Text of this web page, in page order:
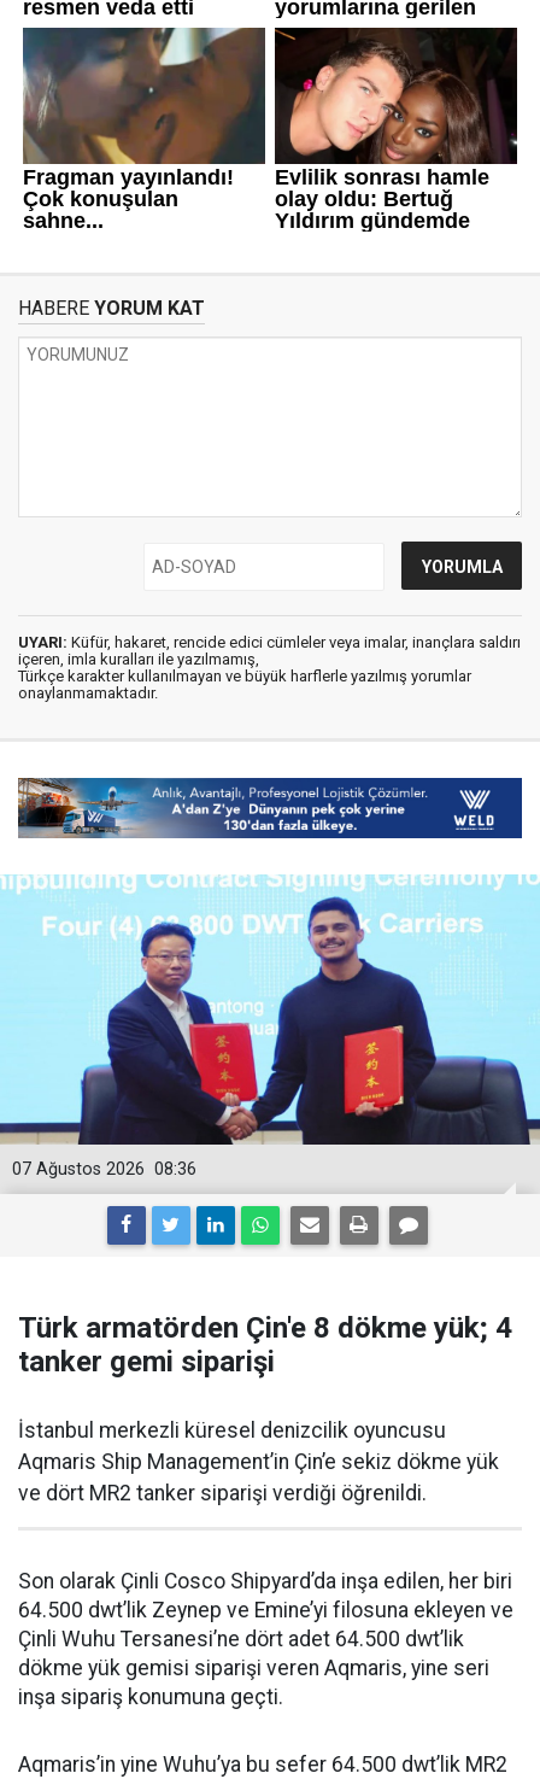
HABERE YORUM KAT
UYARI: Küfür, hakaret, rencide edici cümleler veya imalar, inançlara saldırı
içeren, imla kuralları ile yazılmamış,
Türkçe karakter kullanılmayan ve büyük harflerle yazılmış yorumlar
onaylanmamaktadır.
08:36
07 Ağustos 2026
Türk armatörden Çin'e 8 dökme yük; 4
tanker gemi siparişi
İstanbul merkezli küresel denizcilik oyuncusu
Aqmaris Ship Management’in Çin’e sekiz dökme yük
ve dört MR2 tanker siparişi verdiği öğrenildi.
Son olarak Çinli Cosco Shipyard’da inşa edilen, her biri
64.500 dwt’lik Zeynep ve Emine’yi filosuna ekleyen ve
Çinli Wuhu Tersanesi’ne dört adet 64.500 dwt’lik
dökme yük gemisi siparişi veren Aqmaris, yine seri
inşa sipariş konumuna geçti.
Aqmaris’in yine Wuhu’ya bu sefer 64.500 dwt’lik MR2